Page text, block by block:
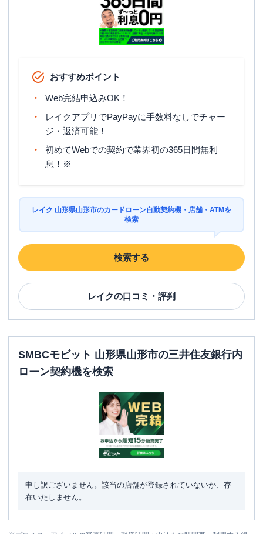
おすすめポイント
Web完結申込みOK！
レイクアプリでPayPayに手数料なしでチャー
ジ・返済可能！
初めてWebでの契約で業界初の365日間無利
息！※
レイク 山形県山形市のカードローン自動契約機・店舗・ATMを
検索
検索する
レイクの口コミ・評判
SMBCモビット 山形県山形市の三井住友銀行内
ローン契約機を検索
申し訳ございません。該当の店舗が登録されていないか、存
在いたしません。